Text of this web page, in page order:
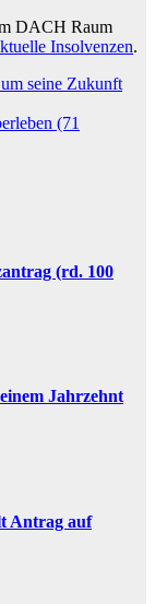
DACH Raum
Insolvenzen.
seine Zukunft
(71
(rd. 100
Jahrzehnt
Antrag auf